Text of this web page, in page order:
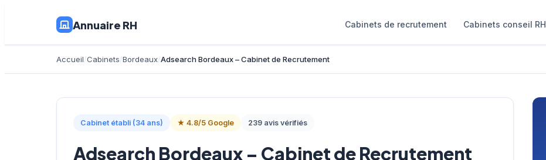
Annuaire RH Cabinets de recrutement Cabinets conseil RH
Accueil Cabinets Bordeaux Adsearch Bordeaux – Cabinet de Recrutement
Cabinet établi (34 ans) ★ 4.8/5 Google 239 avis vérifiés
Adsearch Bordeaux – Cabinet de Recrutement